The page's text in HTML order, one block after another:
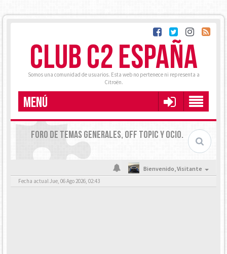
CLUB C2 ESPAÑA
Somos una comunidad de usuarios. Esta web no pertenece ni representa a
Citroën.
MENÚ
FORO DE TEMAS GENERALES, OFF TOPIC Y OCIO.
Bienvenido,Visitante
Fecha actual Jue, 06 Ago 2026, 02:43